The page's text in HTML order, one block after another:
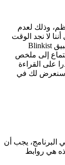
وذلك لعدم
لا نجد الوقت
الكافي للقراءة في مجالات كثيرة، لذلك يقوم تطبيق Blinkist
إلى ملخص
قادرا على القراءة
وسنعرض لك في
البرنامج، يجب أن
هي روابط